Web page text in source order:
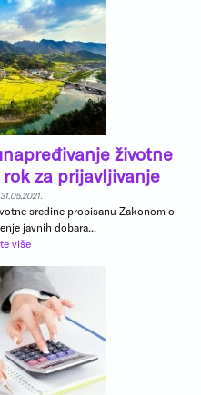
životne
za prijavljivanje
sredine propisanu Zakonom o
javnih dobara...
više